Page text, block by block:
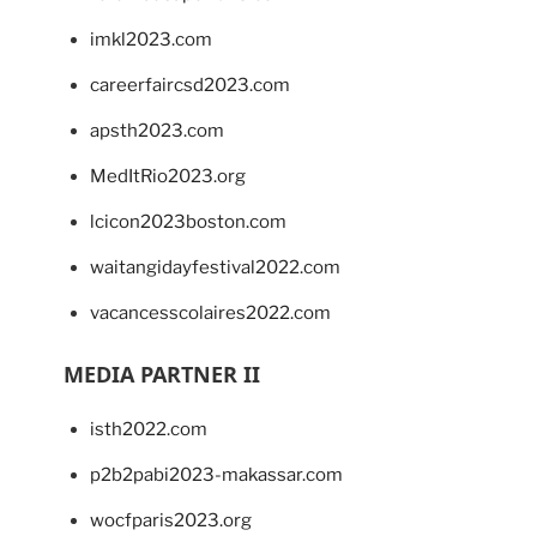
imkl2023.com
careerfaircsd2023.com
apsth2023.com
MedItRio2023.org
lcicon2023boston.com
waitangidayfestival2022.com
vacancesscolaires2022.com
MEDIA PARTNER II
isth2022.com
p2b2pabi2023-makassar.com
wocfparis2023.org